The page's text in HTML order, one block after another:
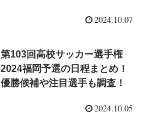
2024.10.07
第103回高校サッカー選手権
2024福岡予選の日程まとめ！
優勝候補や注目選手も調査！
2024.10.05